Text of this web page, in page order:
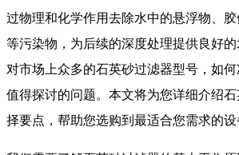
过物理和化学作用去除水中的悬浮物、
等污染物，为后续的深度处理提供良好
对市场上众多的石英砂过滤器型号，如
值得探讨的问题。本文将为您详细介绍
择要点，帮助您选购到最适合您需求的设